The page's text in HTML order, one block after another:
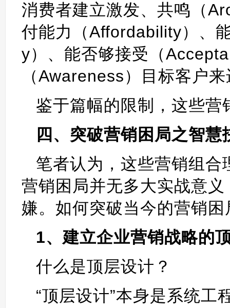
消费者建立激发、共鸣（
付能力（Affordability）、
y）、能否够接受（
（Awareness）目标客户
鉴于篇幅的限制，这些
四、突破营销困局之智慧
笔者认为，这些营销组
营销困局并无多大实战意
嫌。如何突破当今的营销
1、建立企业营销战略的
什么是顶层设计？
“顶层设计”本身是系统工